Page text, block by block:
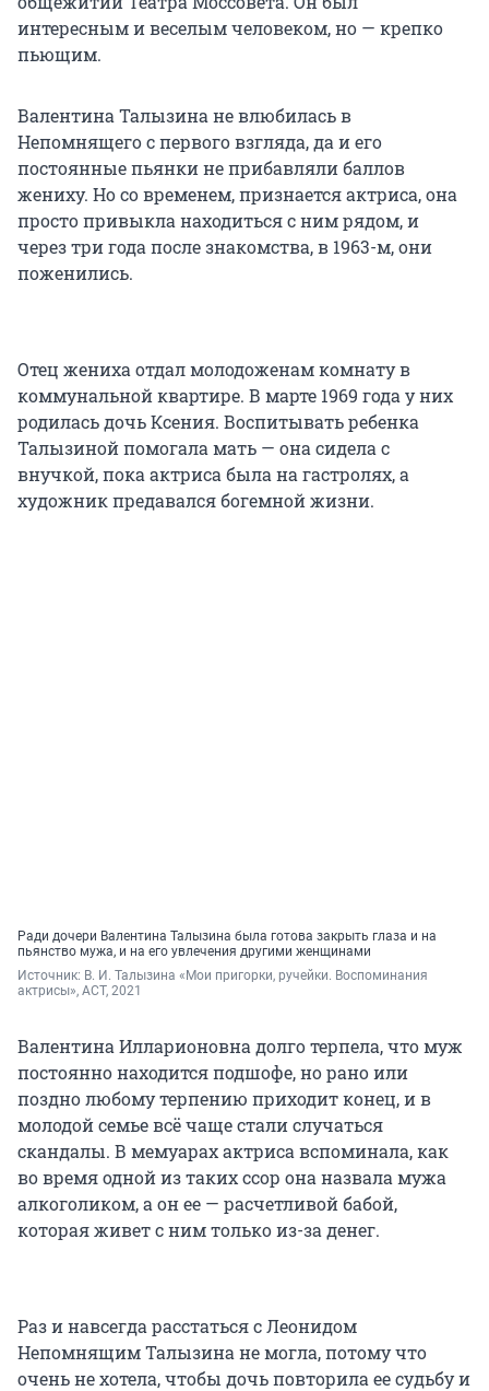
интересным и веселым человеком, но — крепко
пьющим.
Валентина Талызина не влюбилась в
Непомнящего с первого взгляда, да и его
постоянные пьянки не прибавляли баллов
жениху. Но со временем, признается актриса, она
просто привыкла находиться с ним рядом, и
через три года после знакомства, в 1963-м, они
поженились.
Отец жениха отдал молодоженам комнату в
коммунальной квартире. В марте 1969 года у них
родилась дочь Ксения. Воспитывать ребенка
Талызиной помогала мать — она сидела с
внучкой, пока актриса была на гастролях, а
художник предавался богемной жизни.
Ради дочери Валентина Талызина была готова закрыть глаза и на
пьянство мужа, и на его увлечения другими женщинами
Источник: В. И. Талызина «Мои пригорки, ручейки. Воспоминания
актрисы», АСТ, 2021
Валентина Илларионовна долго терпела, что муж
постоянно находится подшофе, но рано или
поздно любому терпению приходит конец, и в
молодой семье всё чаще стали случаться
скандалы. В мемуарах актриса вспоминала, как
во время одной из таких ссор она назвала мужа
алкоголиком, а он ее — расчетливой бабой,
которая живет с ним только из-за денег.
Раз и навсегда расстаться с Леонидом
Непомнящим Талызина не могла, потому что
очень не хотела, чтобы дочь повторила ее судьбу и